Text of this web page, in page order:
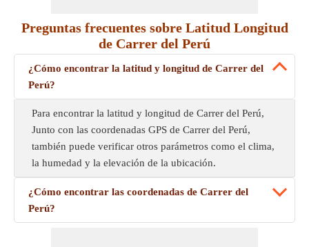
Preguntas frecuentes sobre Latitud Longitud
de Carrer del Perú
¿Cómo encontrar la latitud y longitud de Carrer del
Perú?
Para encontrar la latitud y longitud de Carrer del Perú,
Junto con las coordenadas GPS de Carrer del Perú,
también puede verificar otros parámetros como el clima,
la humedad y la elevación de la ubicación.
¿Cómo encontrar las coordenadas de Carrer del
Perú?